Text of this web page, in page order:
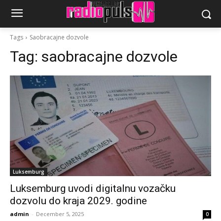
Tags Saobracajne dozvole
Tag: saobracajne dozvole
Luksemburg
Luksemburg uvodi digitalnu vozačku
dozvolu do kraja 2029. godine
admin - December 5, 2025 0